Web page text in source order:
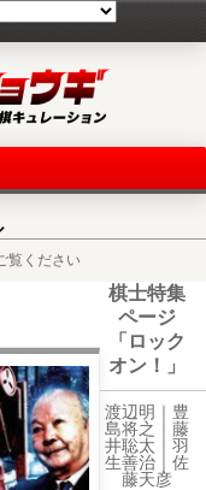
覧ください
棋士特集
ページ
「ロック
オン！」
渡辺明｜ 豊
島将之
藤
井聡太
羽
生善治
佐
藤天彦